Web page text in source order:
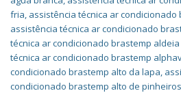
fria, assistência técnica ar
assistência técnica ar condicionado
técnica ar condicionado brastemp
técnica ar condicionado brastemp
condicionado brastemp alto da lapa,
condicionado brastemp alto de pinheiros